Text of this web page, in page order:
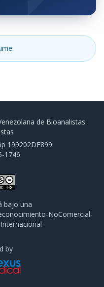
de Bioanalistas
199202DF899
1746
bajo una
NoComercial-
by